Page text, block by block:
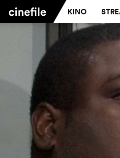
KINO